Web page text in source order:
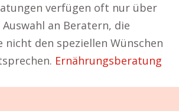
verfügen oft nur über
an Beratern, die
nicht den speziellen Wünschen
Ernährungsberatung